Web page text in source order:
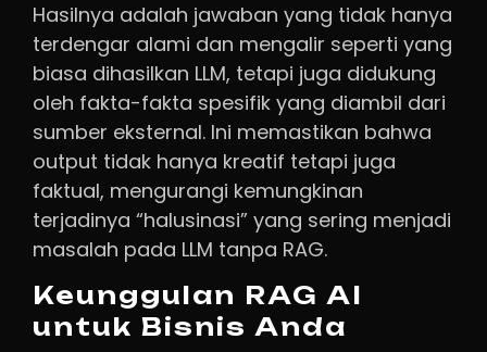
Hasilnya adalah jawaban yang tidak hanya
terdengar alami dan mengalir seperti yang
biasa dihasilkan LLM, tetapi juga didukung
oleh fakta-fakta spesifik yang diambil dari
sumber eksternal. Ini memastikan bahwa
output tidak hanya kreatif tetapi juga
faktual, mengurangi kemungkinan
terjadinya “halusinasi” yang sering menjadi
masalah pada LLM tanpa RAG.
Keunggulan RAG AI
untuk Bisnis Anda